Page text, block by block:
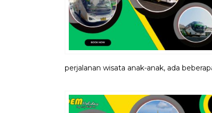
perjalanan wisata anak-anak, ada